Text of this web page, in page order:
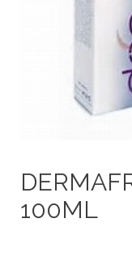
100ML